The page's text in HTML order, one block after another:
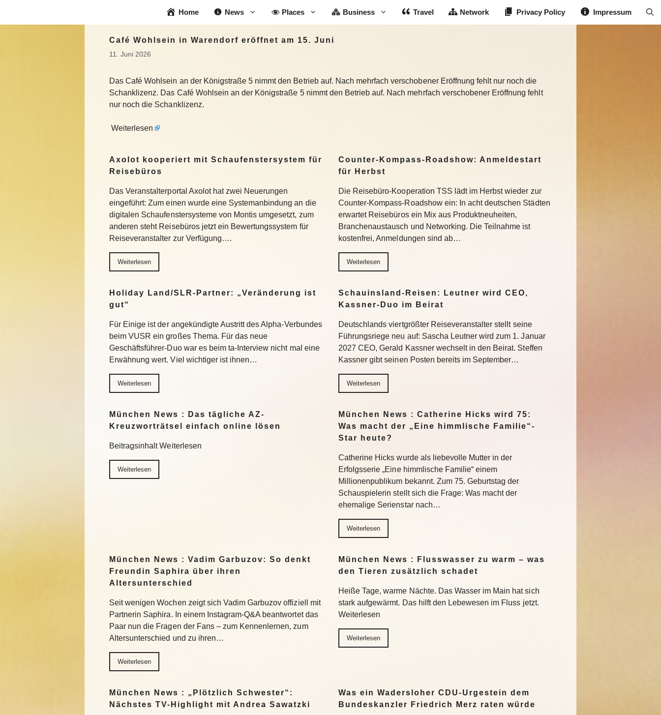
Home News Places Business Travel Network Privacy Policy Impressum
Café Wohlsein in Warendorf eröffnet am 15. Juni
11. Juni 2026
Das Café Wohlsein an der Königstraße 5 nimmt den Betrieb auf. Nach mehrfach verschobener Eröffnung fehlt nur noch die
Schanklizenz. Das Café Wohlsein an der Königstraße 5 nimmt den Betrieb auf. Nach mehrfach verschobener Eröffnung fehlt
nur noch die Schanklizenz.
Weiterlesen
Axolot kooperiert mit Schaufenstersystem für
Reisebüros
Das Veranstalterportal Axolot hat zwei Neuerungen
eingeführt: Zum einen wurde eine Systemanbindung an die
digitalen Schaufenstersysteme von Montis umgesetzt, zum
anderen steht Reisebüros jetzt ein Bewertungssystem für
Reiseveranstalter zur Verfügung….
Weiterlesen
Counter-Kompass-Roadshow: Anmeldestart
für Herbst
Die Reisebüro-Kooperation TSS lädt im Herbst wieder zur
Counter-Kompass-Roadshow ein: In acht deutschen Städten
erwartet Reisebüros ein Mix aus Produktneuheiten,
Branchenaustausch und Networking. Die Teilnahme ist
kostenfrei, Anmeldungen sind ab…
Weiterlesen
Holiday Land/SLR-Partner: „Veränderung ist
gut“
Für Einige ist der angekündigte Austritt des Alpha-Verbundes
beim VUSR ein großes Thema. Für das neue
Geschäftsführer-Duo war es beim ta-Interview nicht mal eine
Erwähnung wert. Viel wichtiger ist ihnen…
Weiterlesen
Schauinsland-Reisen: Leutner wird CEO,
Kassner-Duo im Beirat
Deutschlands viertgrößter Reiseveranstalter stellt seine
Führungsriege neu auf: Sascha Leutner wird zum 1. Januar
2027 CEO, Gerald Kassner wechselt in den Beirat. Steffen
Kassner gibt seinen Posten bereits im September…
Weiterlesen
München News : Das tägliche AZ-
Kreuzworträtsel einfach online lösen
Beitragsinhalt Weiterlesen
Weiterlesen
München News : Catherine Hicks wird 75:
Was macht der „Eine himmlische Familie“-
Star heute?
Catherine Hicks wurde als liebevolle Mutter in der
Erfolgsserie „Eine himmlische Familie“ einem
Millionenpublikum bekannt. Zum 75. Geburtstag der
Schauspielerin stellt sich die Frage: Was macht der
ehemalige Serienstar nach…
Weiterlesen
München News : Vadim Garbuzov: So denkt
Freundin Saphira über ihren
Altersunterschied
Seit wenigen Wochen zeigt sich Vadim Garbuzov offiziell mit
Partnerin Saphira. In einem Instagram-Q&A beantwortet das
Paar nun die Fragen der Fans – zum Kennenlernen, zum
Altersunterschied und zu ihren…
Weiterlesen
München News : Flusswasser zu warm – was
den Tieren zusätzlich schadet
Heiße Tage, warme Nächte. Das Wasser im Main hat sich
stark aufgewärmt. Das hilft den Lebewesen im Fluss jetzt.
Weiterlesen
Weiterlesen
München News : „Plötzlich Schwester“:
Nächstes TV-Highlight mit Andrea Sawatzki
Was ein Wadersloher CDU-Urgestein dem
Bundeskanzler Friedrich Merz raten würde